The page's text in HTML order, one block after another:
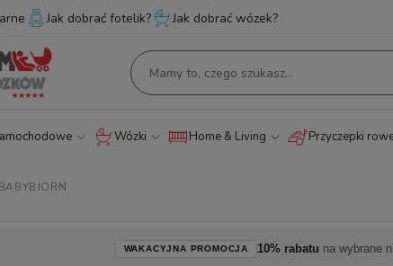
Jak dobrać fotelik? Jak dobrać wózek?
Wózki Home & Living Przyczepki
BABYBJORN
WAKACYJNA PROMOCJA 10% rabatu na wybrane